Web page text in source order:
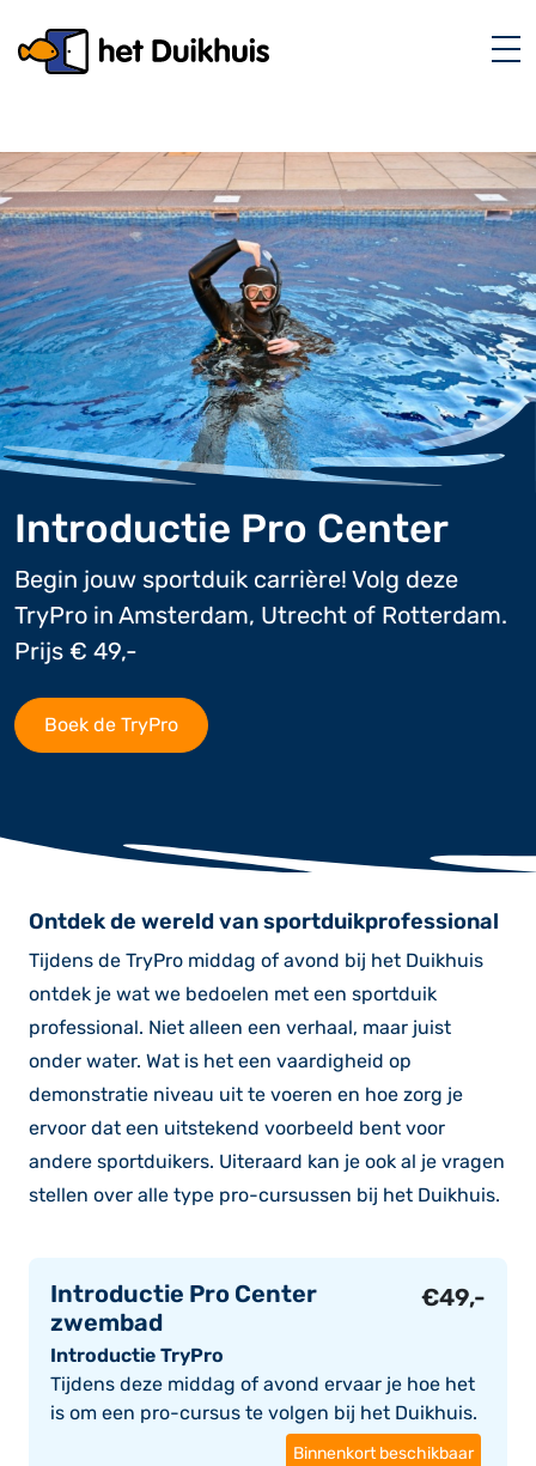
Introductie Pro Center
Begin jouw sportduik carrière! Volg deze
TryPro in Amsterdam, Utrecht of Rotterdam.
Prijs € 49,-
Boek de TryPro
Ontdek de wereld van sportduikprofessional
Tijdens de TryPro middag of avond bij het Duikhuis
ontdek je wat we bedoelen met een sportduik
professional. Niet alleen een verhaal, maar juist
onder water. Wat is het een vaardigheid op
demonstratie niveau uit te voeren en hoe zorg je
ervoor dat een uitstekend voorbeeld bent voor
andere sportduikers. Uiteraard kan je ook al je vragen
stellen over alle type pro-cursussen bij het Duikhuis.
Introductie Pro Center
zwembad
€49,-
Introductie TryPro
Tijdens deze middag of avond ervaar je hoe het
is om een pro-cursus te volgen bij het Duikhuis.
Binnenkort beschikbaar